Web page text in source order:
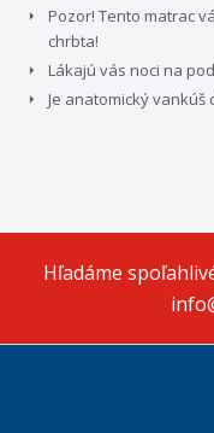
Pozor! Tento matrac
chrbta!
Lákajú vás noci na
Je anatomický
Hľadáme